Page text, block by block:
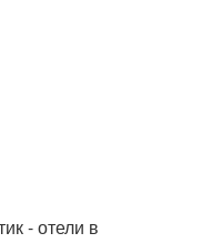
- отели в